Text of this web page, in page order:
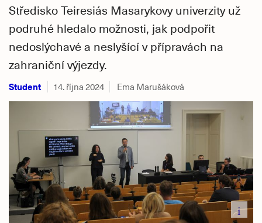
Středisko Teiresiás Masarykovy univerzity už
podruhé hledalo možnosti, jak podpořit
nedoslýchavé a neslyšící v přípravách na
zahraniční výjezdy.
Student 14. října 2024 Ema Marušáková
i